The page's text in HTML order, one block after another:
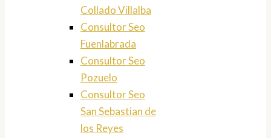
Collado Villalba
Consultor Seo
Fuenlabrada
Consultor Seo
Pozuelo
Consultor Seo
San Sebastian de
los Reyes